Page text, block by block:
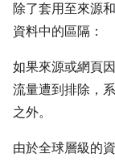
除了套用至來源
資料中的區隔：
如果來源或網頁
流量遭到排除，
之外。
由於全球層級的